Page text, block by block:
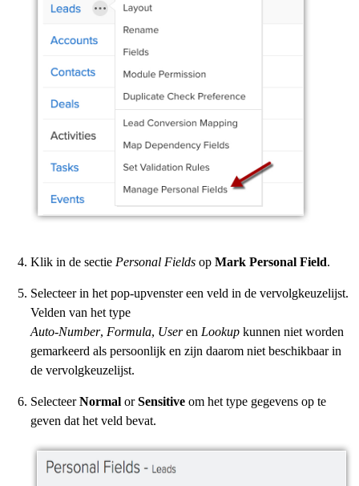
Klik in de sectie Personal Fields op Mark Personal Field.
Selecteer in het pop-upvenster een veld in de vervolgkeuzelijst.
Velden van het type
Auto-Number, Formula, Useren Lookup kunnen niet worden
gemarkeerd als persoonlijk en zijn daarom niet beschikbaar in
de vervolgkeuzelijst.
SelecteerNormal orSensitive om het type gegevens op te
geven dat het veld bevat.